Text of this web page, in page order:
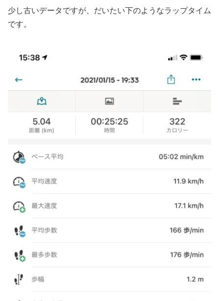
少し古いデータですが、だいたい下のようなラップタイム
です。